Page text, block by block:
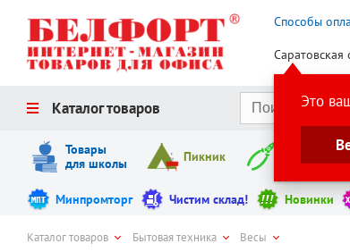
Способы
Это
Каталог товаров
Товары
для школы
Пикник
Минпромторг Чистим склад! Новинки
Каталог товаров Бытовая техника Весы